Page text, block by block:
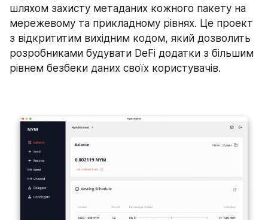
шляхом захисту метаданих кожного пакету на
мережевому та прикладному рівнях. Це проект
з відкрититим вихідним кодом, який дозволить
розробниками будувати DeFi додатки з більшим
рівнем безбеки даних своїх користувачів.